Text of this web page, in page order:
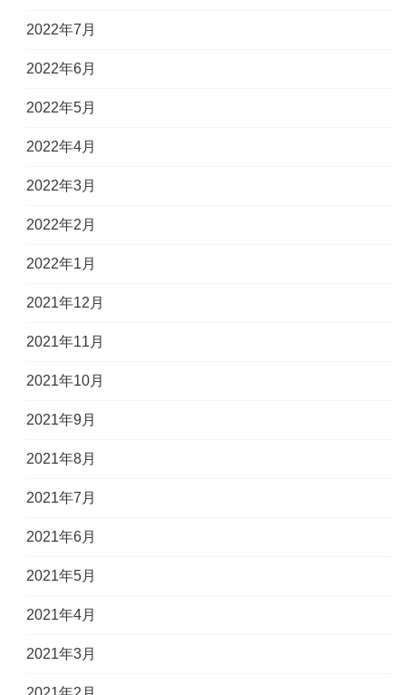
2022年7月
2022年6月
2022年5月
2022年4月
2022年3月
2022年2月
2022年1月
2021年12月
2021年11月
2021年10月
2021年9月
2021年8月
2021年7月
2021年6月
2021年5月
2021年4月
2021年3月